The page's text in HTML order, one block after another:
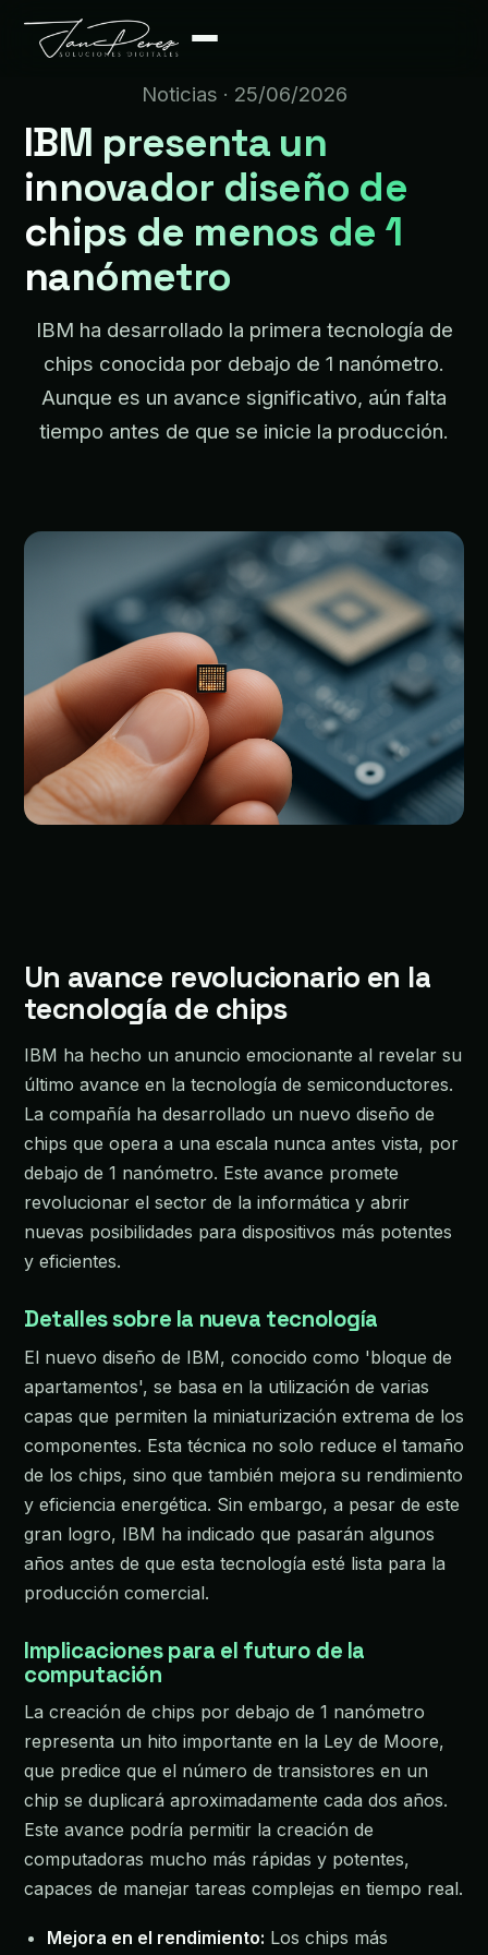
Noticias · 25/06/2026
IBM presenta un
innovador diseño de
chips de menos de 1
nanómetro
IBM ha desarrollado la primera tecnología de
chips conocida por debajo de 1 nanómetro.
Aunque es un avance significativo, aún falta
tiempo antes de que se inicie la producción.
Un avance revolucionario en la
tecnología de chips
IBM ha hecho un anuncio emocionante al revelar su
último avance en la tecnología de semiconductores.
La compañía ha desarrollado un nuevo diseño de
chips que opera a una escala nunca antes vista, por
debajo de 1 nanómetro. Este avance promete
revolucionar el sector de la informática y abrir
nuevas posibilidades para dispositivos más potentes
y eficientes.
Detalles sobre la nueva tecnología
El nuevo diseño de IBM, conocido como 'bloque de
apartamentos', se basa en la utilización de varias
capas que permiten la miniaturización extrema de los
componentes. Esta técnica no solo reduce el tamaño
de los chips, sino que también mejora su rendimiento
y eficiencia energética. Sin embargo, a pesar de este
gran logro, IBM ha indicado que pasarán algunos
años antes de que esta tecnología esté lista para la
producción comercial.
Implicaciones para el futuro de la
computación
La creación de chips por debajo de 1 nanómetro
representa un hito importante en la Ley de Moore,
que predice que el número de transistores en un
chip se duplicará aproximadamente cada dos años.
Este avance podría permitir la creación de
computadoras mucho más rápidas y potentes,
capaces de manejar tareas complejas en tiempo real.
Mejora en el rendimiento: Los chips más